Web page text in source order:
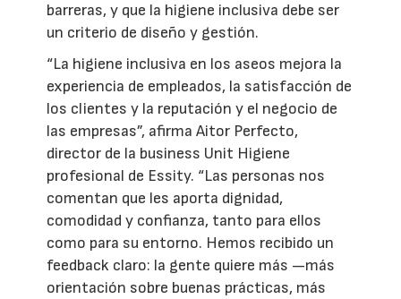
barreras, y que la higiene inclusiva debe ser
un criterio de diseño y gestión.
“La higiene inclusiva en los aseos mejora la
experiencia de empleados, la satisfacción de
los clientes y la reputación y el negocio de
las empresas”, afirma Aitor Perfecto,
director de la business Unit Higiene
profesional de Essity. “Las personas nos
comentan que les aporta dignidad,
comodidad y confianza, tanto para ellos
como para su entorno. Hemos recibido un
feedback claro: la gente quiere más —más
orientación sobre buenas prácticas, más